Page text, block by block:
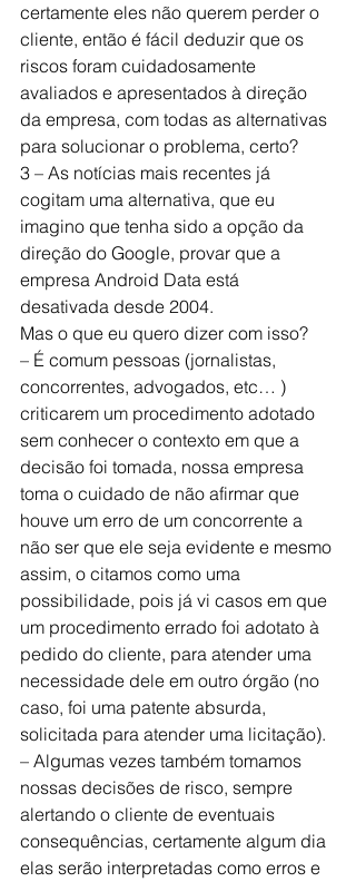
certamente eles não querem perder o
cliente, então é fácil deduzir que os
riscos foram cuidadosamente
avaliados e apresentados à direção
da empresa, com todas as alternativas
para solucionar o problema, certo?
3 – As notícias mais recentes já
cogitam uma alternativa, que eu
imagino que tenha sido a opção da
direção do Google, provar que a
empresa Android Data está
desativada desde 2004.
Mas o que eu quero dizer com isso?
– É comum pessoas (jornalistas,
concorrentes, advogados, etc… )
criticarem um procedimento adotado
sem conhecer o contexto em que a
decisão foi tomada, nossa empresa
toma o cuidado de não afirmar que
houve um erro de um concorrente a
não ser que ele seja evidente e mesmo
assim, o citamos como uma
possibilidade, pois já vi casos em que
um procedimento errado foi adotato à
pedido do cliente, para atender uma
necessidade dele em outro órgão (no
caso, foi uma patente absurda,
solicitada para atender uma licitação).
– Algumas vezes também tomamos
nossas decisões de risco, sempre
alertando o cliente de eventuais
consequências, certamente algum dia
elas serão interpretadas como erros e